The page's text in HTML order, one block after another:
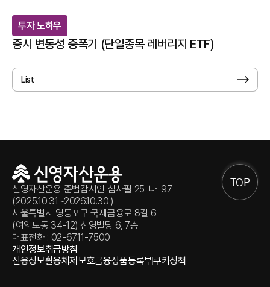
투자 노하우
증시 변동성 증폭기 (단일종목 레버리지 ETF)
List
신영자산운용 준법감시인 심사필 25-나-97
(2025.10.31.~2026.10.30.)
서울특별시 영등포구 국제금융로 8길 6
(여의도동 34-12) 신영빌딩 6, 7층
대표전화 : 02-6711-7500
TOP
개인정보취급방침
신용정보활용체제 보호금융상품등록부쿠키정책